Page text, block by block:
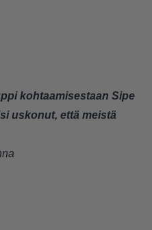
kohtaamisestaan Sipe
uskonut, että meistä